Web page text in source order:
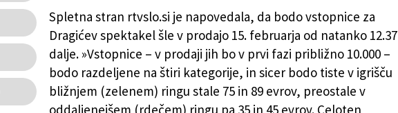
Spletna stran rtvslo.si je napovedala, da bodo vstopnice za
Dragićev spektakel šle v prodajo 15. februarja od natanko 12.37
dalje. »Vstopnice – v prodaji jih bo v prvi fazi približno 10.000 –
bodo razdeljene na štiri kategorije, in sicer bodo tiste v igrišču
bližnjem (zelenem) ringu stale 75 in 89 evrov, preostale v
oddaljenejšem (rdečem) ringu pa 35 in 45 evrov. Celoten